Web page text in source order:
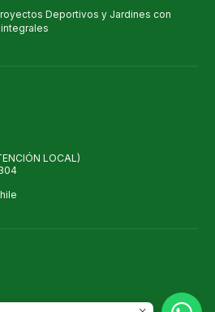
Deportivos y Jardines con
LOCAL)
con Pasto Sintético.